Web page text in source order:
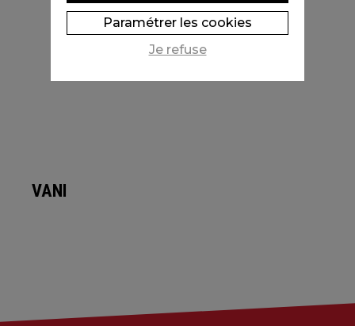
VANILLE
Paramétrer les cookies
Je refuse